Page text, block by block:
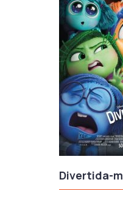
Divertida-